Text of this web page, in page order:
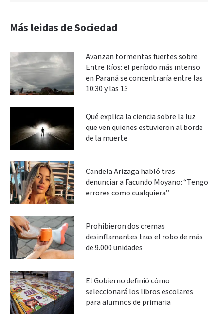
Más leidas de Sociedad
Avanzan tormentas fuertes sobre
Entre Ríos: el período más intenso
en Paraná se concentraría entre las
10:30 y las 13
Qué explica la ciencia sobre la luz
que ven quienes estuvieron al borde
de la muerte
Candela Arizaga habló tras
denunciar a Facundo Moyano: “Tengo
errores como cualquiera”
Prohibieron dos cremas
desinflamantes tras el robo de más
de 9.000 unidades
El Gobierno definió cómo
seleccionará los libros escolares
para alumnos de primaria